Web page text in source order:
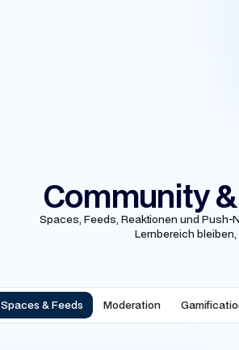
Community &
Spaces, Feeds, Reaktionen und Push-
Lernbereich
Spaces & Feeds Moderation